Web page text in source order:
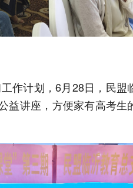
作计划，6月28日，民盟
益讲座，方便家有高考